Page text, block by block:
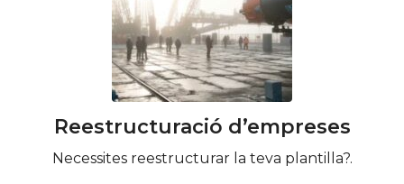
Reestructuració d’empreses
Necessites reestructurar la teva plantilla?.